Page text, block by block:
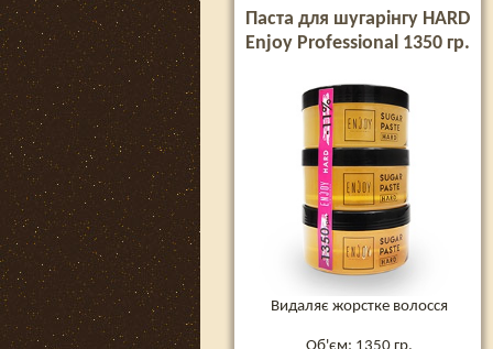
Паста для шугарінгу HARD
Enjoy Professional 1350 гр.
Видаляє жорстке волосся